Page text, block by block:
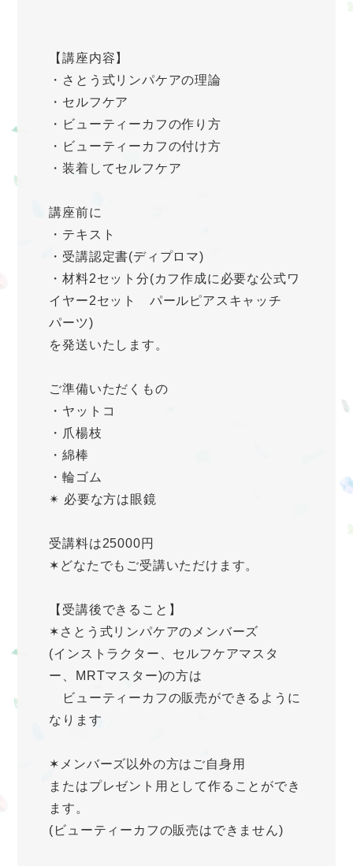
【講座内容】
・さとう式リンパケアの理論
・セルフケア
・ビューティーカフの作り方
・ビューティーカフの付け方
・装着してセルフケア
講座前に
・テキスト
・受講認定書(ディプロマ)
・材料2セット分(カフ作成に必要な公式ワ
イヤー2セット パールピアスキャッチ
パーツ)
を発送いたします。
ご準備いただくもの
・ヤットコ
・爪楊枝
・綿棒
・輪ゴム
✴︎ 必要な方は眼鏡
受講料は25000円
✶どなたでもご受講いただけます。
【受講後できること】
✶さとう式リンパケアのメンバーズ
(インストラクター、セルフケアマスタ
ー、MRTマスター)の方は
ビューティーカフの販売ができるように
なります
✶メンバーズ以外の方はご自身用
またはプレゼント用として作ることができ
ます。
(ビューティーカフの販売はできません)